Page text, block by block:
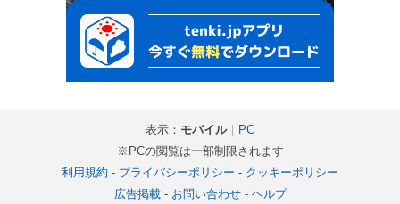
表示： モバイル｜ PC
※PCの閲覧は一部制限されます
利用規約 - プライバシーポリシー - クッキーポリシー
広告掲載- お問い合わせ- ヘルプ